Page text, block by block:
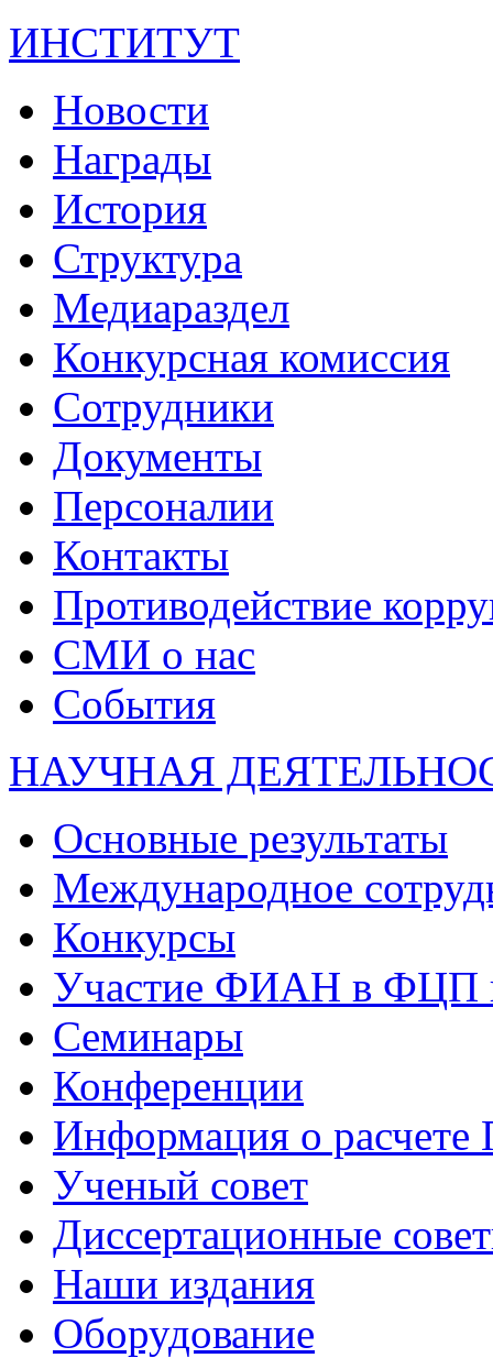
ИНСТИТУТ
Новости
Награды
История
Структура
Медиараздел
Конкурсная комиссия
Сотрудники
Документы
Персоналии
Контакты
Противодействие
СМИ о нас
События
НАУЧНАЯ
Основные результаты
Международное
Конкурсы
Участие ФИАН в ФЦП
Семинары
Конференции
Информация о
Ученый совет
Диссертационные
Наши издания
Оборудование